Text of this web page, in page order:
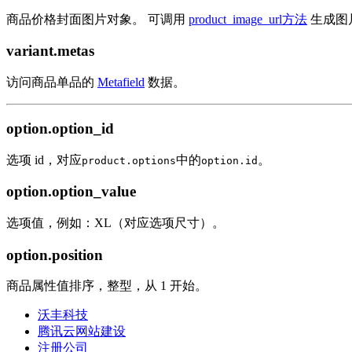
商品价格封面图片对象。 可调用 product_image_url方法 生成图
variant.metas
访问商品单品的 Metafield 数据。
option.option_id
选项 id，对应product.options中的option.id 。
option.option_value
选项值，例如：XL（对应选项尺寸）。
option.position
商品属性值排序，整型，从 1 开始。
沃丰科技
腾讯云网站建设
注册公司